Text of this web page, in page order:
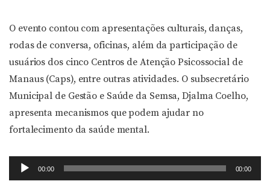
O evento contou com apresentações culturais, danças,
rodas de conversa, oficinas, além da participação de
usuários dos cinco Centros de Atenção Psicossocial de
Manaus (Caps), entre outras atividades. O subsecretário
Municipal de Gestão e Saúde da Semsa, Djalma Coelho,
apresenta mecanismos que podem ajudar no
fortalecimento da saúde mental.
Tocador
de
00:00 00:00